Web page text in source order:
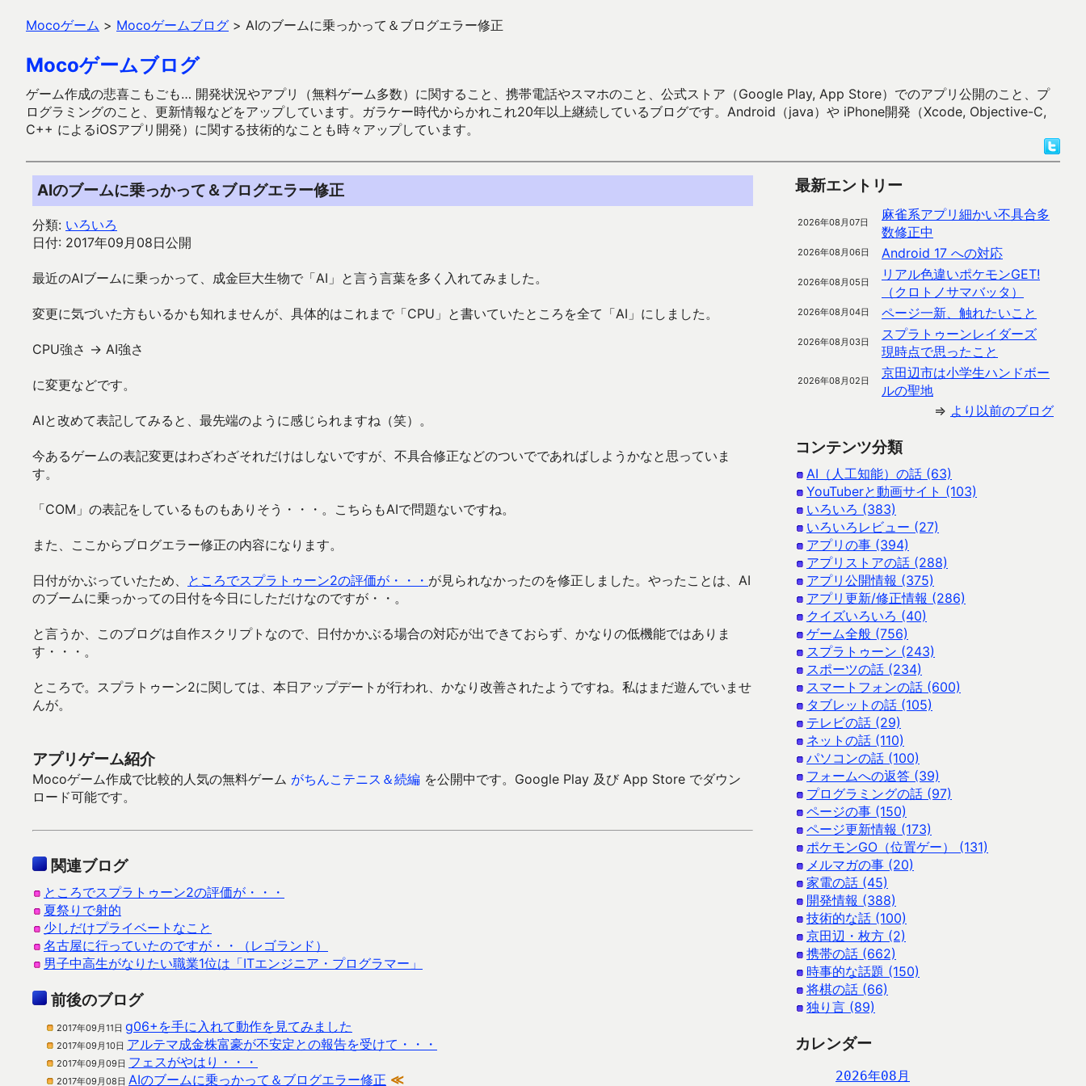
Mocoゲーム > Mocoゲームブログ > AIのブームに乗っかって＆ブログエラー修正
Mocoゲームブログ
ゲーム作成の悲喜こもごも… 開発状況やアプリ（無料ゲーム多数）に関すること、携帯電話やスマホのこと、公式ストア（Google Play, App Store）でのアプリ公開のこと、プ
ログラミングのこと、更新情報などをアップしています。ガラケー時代からかれこれ20年以上継続しているブログです。Android（java）や iPhone開発（Xcode, Objective-C,
C++ によるiOSアプリ開発）に関する技術的なことも時々アップしています。
AIのブームに乗っかって＆ブログエラー修正
分類: いろいろ
日付: 2017年09月08日公開
最近のAIブームに乗っかって、成金巨大生物で「AI」と言う言葉を多く入れてみました。
変更に気づいた方もいるかも知れませんが、具体的はこれまで「CPU」と書いていたところを全て「AI」にしました。
CPU強さ → AI強さ
に変更などです。
AIと改めて表記してみると、最先端のように感じられますね（笑）。
今あるゲームの表記変更はわざわざそれだけはしないですが、不具合修正などのついでであればしようかなと思っていま
す。
「COM」の表記をしているものもありそう・・・。こちらもAIで問題ないですね。
また、ここからブログエラー修正の内容になります。
日付がかぶっていたため、 ところでスプラトゥーン2の評価が・・・ が見られなかったのを修正しました。やったことは、AI
のブームに乗っかっての日付を今日にしただけなのですが・・。
と言うか、このブログは自作スクリプトなので、日付かかぶる場合の対応が出できておらず、かなりの低機能ではありま
す・・・。
ところで。スプラトゥーン2に関しては、本日アップデートが行われ、かなり改善されたようですね。私はまだ遊んでいませ
んが。
アプリゲーム紹介
Mocoゲーム作成で比較的人気の無料ゲーム がちんこテニス＆続編 を公開中です。Google Play 及び App Store でダウン
ロード可能です。
関連ブログ
ところでスプラトゥーン2の評価が・・・
夏祭りで射的
少しだけプライベートなこと
名古屋に行っていたのですが・・（レゴランド）
男子中高生がなりたい職業1位は「ITエンジニア・プログラマー」
前後のブログ
2017年09月11日 g06+を手に入れて動作を見てみました
2017年09月10日 アルテマ成金株富豪が不安定との報告を受けて・・・
2017年09月09日 フェスがやはり・・・
2017年09月08日 AIのブームに乗っかって＆ブログエラー修正 ≪
最新エントリー
2026年08月07日
麻雀系アプリ細かい不具合多
数修正中
2026年08月06日 Android 17 への対応
2026年08月05日
リアル色違いポケモンGET!
（クロトノサマバッタ）
2026年08月04日 ページ一新、触れたいこと
2026年08月03日
スプラトゥーンレイダーズ
現時点で思ったこと
2026年08月02日
京田辺市は小学生ハンドボー
ルの聖地
⇒ より以前のブログ
コンテンツ分類
AI（人工知能）の話 (63)
YouTuberと動画サイト (103)
いろいろ (383)
いろいろレビュー (27)
アプリの事 (394)
アプリストアの話 (288)
アプリ公開情報 (375)
アプリ更新/修正情報 (286)
クイズいろいろ (40)
ゲーム全般 (756)
スプラトゥーン (243)
スポーツの話 (234)
スマートフォンの話 (600)
タブレットの話 (105)
テレビの話 (29)
ネットの話 (110)
パソコンの話 (100)
フォームへの返答 (39)
プログラミングの話 (97)
ページの事 (150)
ページ更新情報 (173)
ポケモンGO（位置ゲー） (131)
メルマガの事 (20)
家電の話 (45)
開発情報 (388)
技術的な話 (100)
京田辺・枚方 (2)
携帯の話 (662)
時事的な話題 (150)
将棋の話 (66)
独り言 (89)
カレンダー
2026年08月